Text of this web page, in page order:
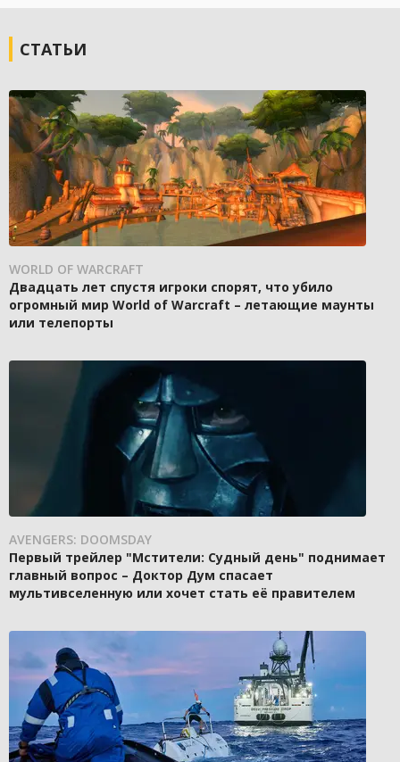
СТАТЬИ
WORLD OF WARCRAFT
Двадцать лет спустя игроки спорят, что убило
огромный мир World of Warcraft – летающие маунты
или телепорты
AVENGERS: DOOMSDAY
Первый трейлер "Мстители: Судный день" поднимает
главный вопрос – Доктор Дум спасает
мультивселенную или хочет стать её правителем